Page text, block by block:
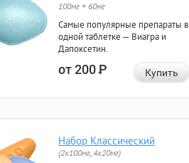
100мг + 60мг
Самые популярные препараты в
одной таблетке — Виагра и
Дапоксетин.
от 200Р Купить
Набор Классический
(2x100мг, 4x20мг)